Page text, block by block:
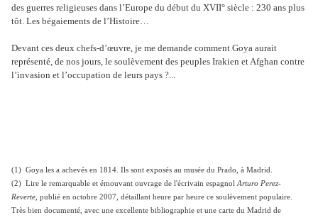
des guerres religieuses dans l’Europe du début du XVII° siècle : 230 ans plus
tôt. Les bégaiements de l’Histoire…
Devant ces deux chefs-d’œuvre, je me demande comment Goya aurait
représenté, de nos jours, le soulèvement des peuples Irakien et Afghan contre
l’invasion et l’occupation de leurs pays ?...
(1) Goya les a achevés en 1814. Ils sont exposés au musée du Prado, à Madrid.
(2) Lire le remarquable et émouvant ouvrage de l'écrivain espagnol Arturo Perez-
Reverte , publié en octobre 2007, détaillant heure par heure ce soulèvement populaire.
Très bien documenté, avec une excellente bibliographie et une carte du Madrid de